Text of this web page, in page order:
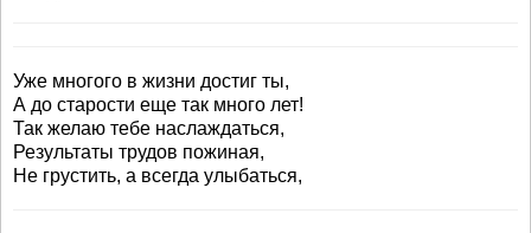
Уже многого в жизни достиг ты,
А до старости еще так много лет!
Так желаю тебе наслаждаться,
Результаты трудов пожиная,
Не грустить, а всегда улыбаться,